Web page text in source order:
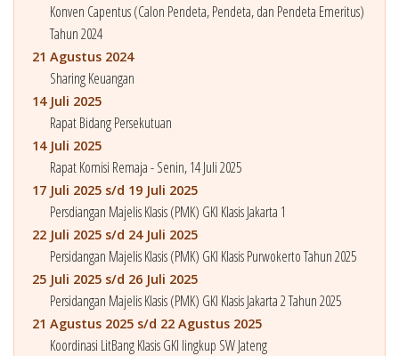
Konven Capentus (Calon Pendeta, Pendeta, dan Pendeta Emeritus)
Tahun 2024
21 Agustus 2024
Sharing Keuangan
14 Juli 2025
Rapat Bidang Persekutuan
14 Juli 2025
Rapat Komisi Remaja - Senin, 14 Juli 2025
17 Juli 2025 s/d 19 Juli 2025
Persdiangan Majelis Klasis (PMK) GKI Klasis Jakarta 1
22 Juli 2025 s/d 24 Juli 2025
Persidangan Majelis Klasis (PMK) GKI Klasis Purwokerto Tahun 2025
25 Juli 2025 s/d 26 Juli 2025
Persidangan Majelis Klasis (PMK) GKI Klasis Jakarta 2 Tahun 2025
21 Agustus 2025 s/d 22 Agustus 2025
Koordinasi LitBang Klasis GKI lingkup SW Jateng